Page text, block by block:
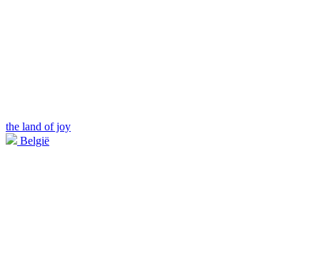
the land of joy
België